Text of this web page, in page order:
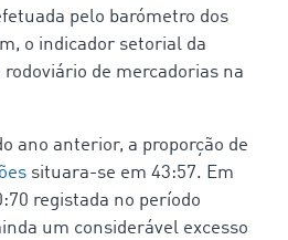
pelo barómetro dos
o indicador setorial da
de mercadorias na
ano anterior, a proporção de
situara-se em 43:57. Em
registada no período
um considerável excesso